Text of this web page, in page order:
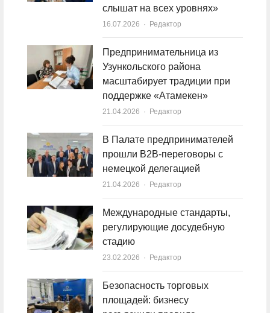
слышат на всех уровнях»
16.07.2026 Author
Редактор
Предпринимательница из
Узункольского района
масштабирует традиции при
поддержке «Атамекен»
21.04.2026 Author
Редактор
В Палате предпринимателей
прошли B2B-переговоры с
немецкой делегацией
21.04.2026 Author
Редактор
Международные стандарты,
регулирующие досудебную
стадию
23.02.2026 Author
Редактор
Безопасность торговых
площадей: бизнесу